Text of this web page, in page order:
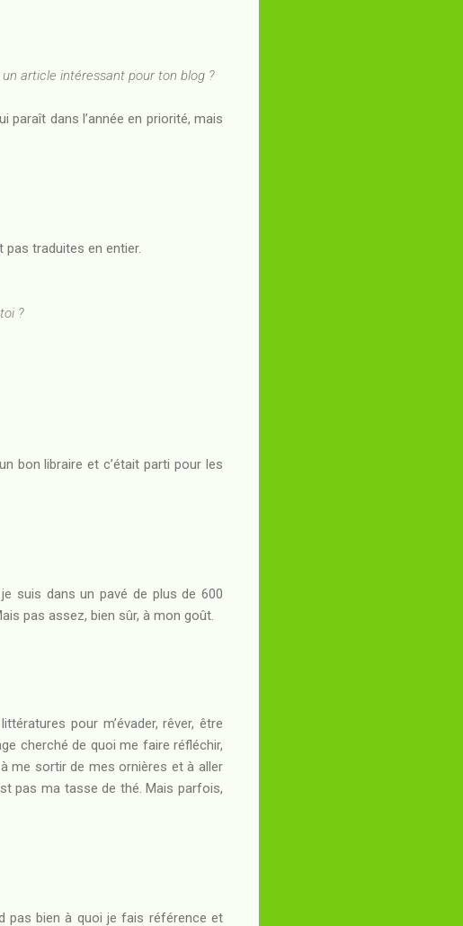
article intéressant pour ton blog ?
paraît dans l’année en priorité, mais
traduites en entier.
?
bon libraire et c’était parti pour les
suis dans un pavé de plus de 600
pas assez, bien sûr, à mon goût.
pour m’évader, rêver, être
cherché de quoi me faire réfléchir,
à me sortir de mes ornières et à aller
pas ma tasse de thé. Mais parfois,
pas bien à quoi je fais référence et